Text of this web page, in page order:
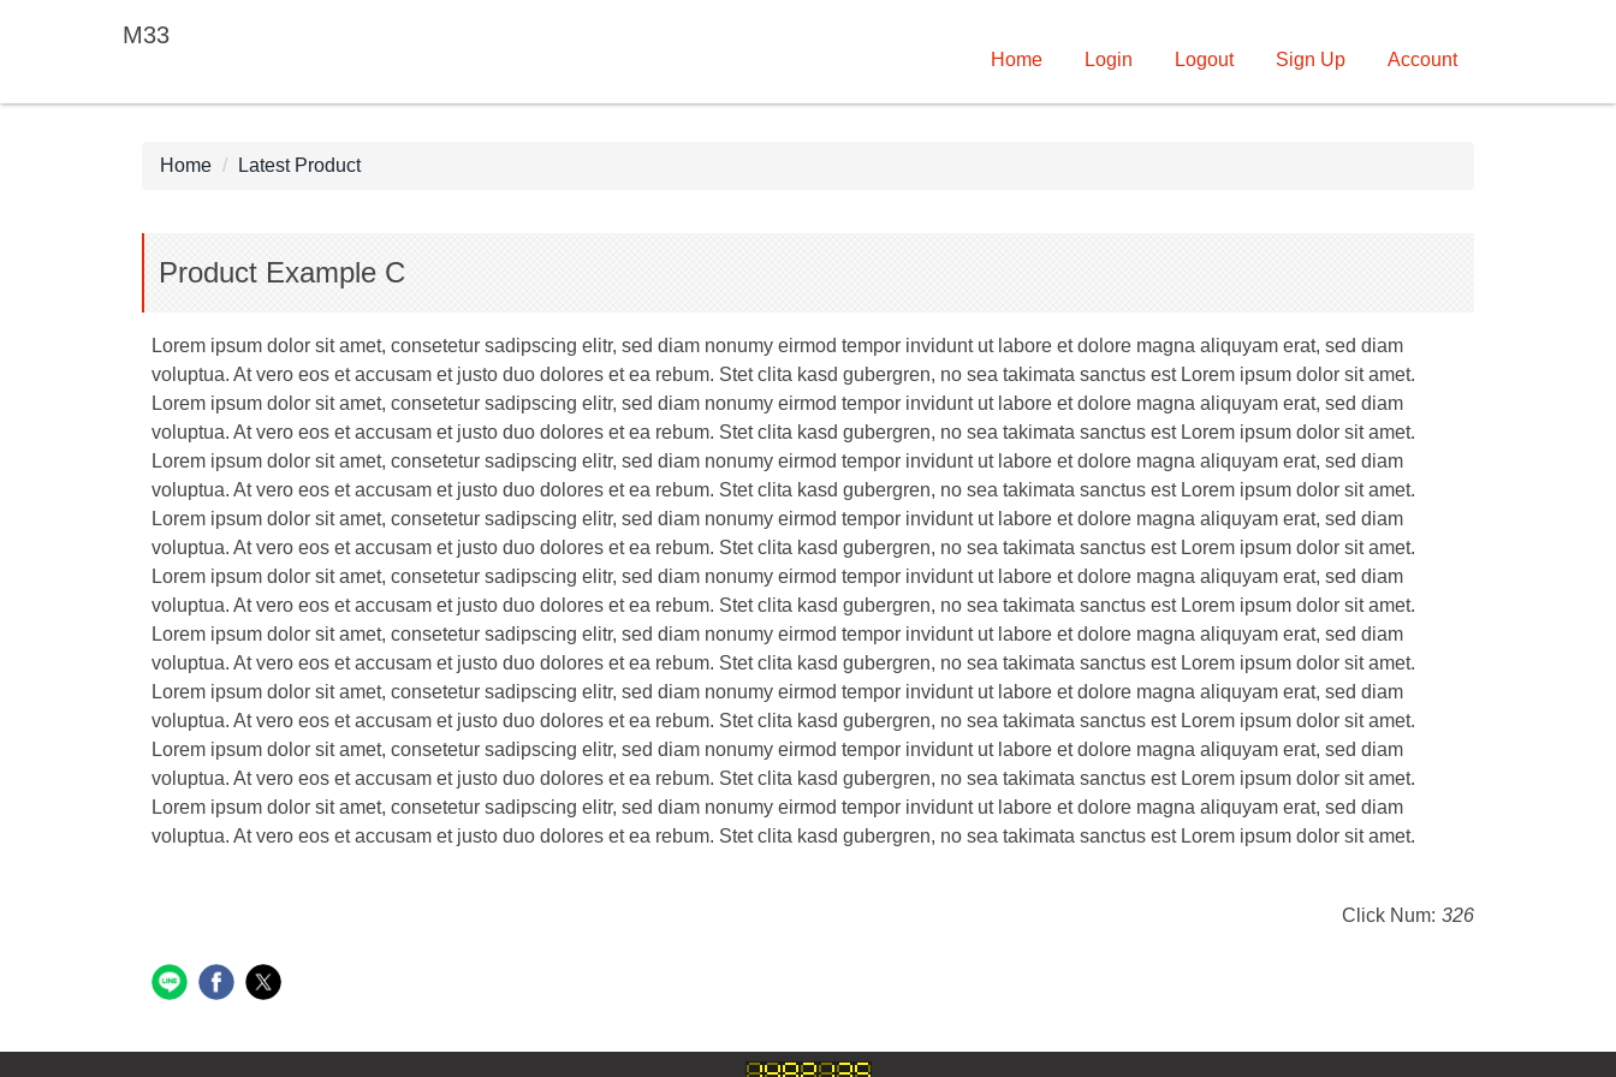
main
M33
Home Login Logout Sign Up Account
Home Latest Product
Product Example C
Lorem ipsum dolor sit amet, consetetur sadipscing elitr, sed diam nonumy eirmod tempor invidunt ut labore et dolore magna aliquyam erat, sed diam
voluptua. At vero eos et accusam et justo duo dolores et ea rebum. Stet clita kasd gubergren, no sea takimata sanctus est Lorem ipsum dolor sit amet.
Lorem ipsum dolor sit amet, consetetur sadipscing elitr, sed diam nonumy eirmod tempor invidunt ut labore et dolore magna aliquyam erat, sed diam
voluptua. At vero eos et accusam et justo duo dolores et ea rebum. Stet clita kasd gubergren, no sea takimata sanctus est Lorem ipsum dolor sit amet.
Lorem ipsum dolor sit amet, consetetur sadipscing elitr, sed diam nonumy eirmod tempor invidunt ut labore et dolore magna aliquyam erat, sed diam
voluptua. At vero eos et accusam et justo duo dolores et ea rebum. Stet clita kasd gubergren, no sea takimata sanctus est Lorem ipsum dolor sit amet.
Lorem ipsum dolor sit amet, consetetur sadipscing elitr, sed diam nonumy eirmod tempor invidunt ut labore et dolore magna aliquyam erat, sed diam
voluptua. At vero eos et accusam et justo duo dolores et ea rebum. Stet clita kasd gubergren, no sea takimata sanctus est Lorem ipsum dolor sit amet.
Lorem ipsum dolor sit amet, consetetur sadipscing elitr, sed diam nonumy eirmod tempor invidunt ut labore et dolore magna aliquyam erat, sed diam
voluptua. At vero eos et accusam et justo duo dolores et ea rebum. Stet clita kasd gubergren, no sea takimata sanctus est Lorem ipsum dolor sit amet.
Lorem ipsum dolor sit amet, consetetur sadipscing elitr, sed diam nonumy eirmod tempor invidunt ut labore et dolore magna aliquyam erat, sed diam
voluptua. At vero eos et accusam et justo duo dolores et ea rebum. Stet clita kasd gubergren, no sea takimata sanctus est Lorem ipsum dolor sit amet.
Lorem ipsum dolor sit amet, consetetur sadipscing elitr, sed diam nonumy eirmod tempor invidunt ut labore et dolore magna aliquyam erat, sed diam
voluptua. At vero eos et accusam et justo duo dolores et ea rebum. Stet clita kasd gubergren, no sea takimata sanctus est Lorem ipsum dolor sit amet.
Lorem ipsum dolor sit amet, consetetur sadipscing elitr, sed diam nonumy eirmod tempor invidunt ut labore et dolore magna aliquyam erat, sed diam
voluptua. At vero eos et accusam et justo duo dolores et ea rebum. Stet clita kasd gubergren, no sea takimata sanctus est Lorem ipsum dolor sit amet.
Lorem ipsum dolor sit amet, consetetur sadipscing elitr, sed diam nonumy eirmod tempor invidunt ut labore et dolore magna aliquyam erat, sed diam
voluptua. At vero eos et accusam et justo duo dolores et ea rebum. Stet clita kasd gubergren, no sea takimata sanctus est Lorem ipsum dolor sit amet.
Click Num: 326